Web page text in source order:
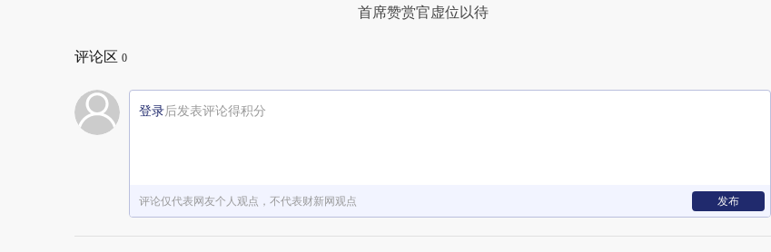
首席赞赏官虚位以待
评论区 0
登录后发表评论得积分
评论仅代表网友个人观点，不代表财新网观点 发布